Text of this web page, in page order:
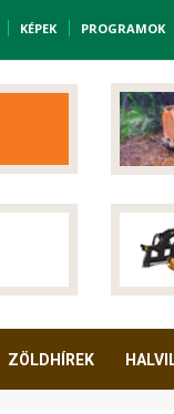
KÉPEK PROGRAMOK
ZÖLDHÍREK